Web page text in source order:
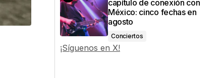
capítulo de conexión con
México: cinco fechas en
agosto
Conciertos
¡Síguenos en X!